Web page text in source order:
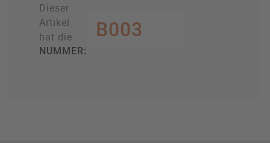
Dieser
Artikel
hat die
NUMMER:
B003